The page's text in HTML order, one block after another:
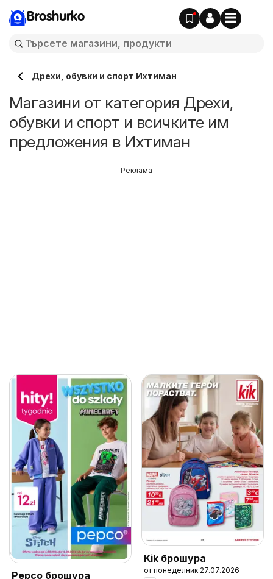
Broshurko
Дрехи, обувки и спорт Ихтиман
Магазини от категория Дрехи,
обувки и спорт и всичките им
предложения в Ихтиман
Pepco брошура
Kik брошура
от понеделник 27.07.2026
Реклама